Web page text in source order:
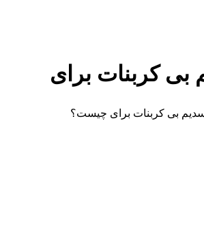
کربنات برای
بی کربنات برای چیست؟